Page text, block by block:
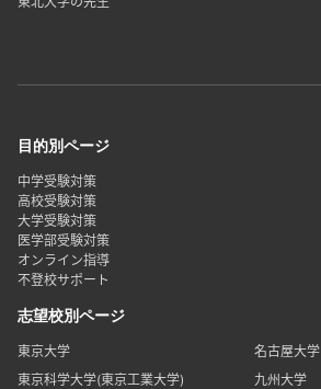
目的別ページ
中学受験対策
高校受験対策
大学受験対策
医学部受験対策
オンライン指導
不登校サポート
志望校別ページ
東京大学
名古屋大学
東京科学大学(東京工業大学)
九州大学